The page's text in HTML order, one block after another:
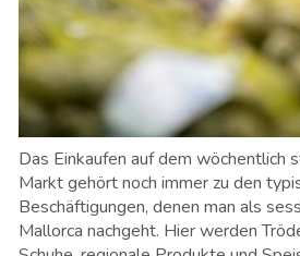
Das Einkaufen auf dem wöchentlich
Markt gehört noch immer zu den
Beschäftigungen, denen man als
Mallorca nachgeht. Hier werden